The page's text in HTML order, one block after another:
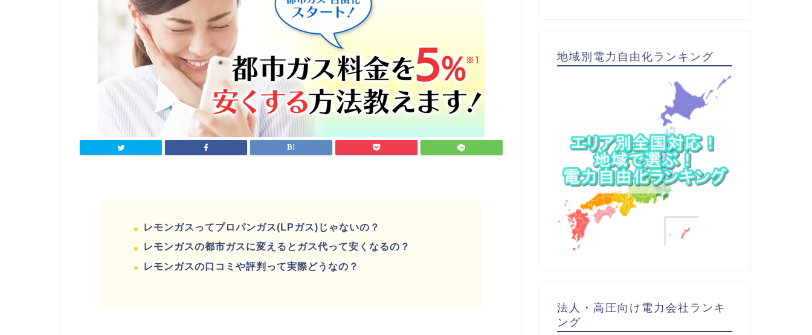
レモンガスってプロパンガス(LPガス)じゃないの？
レモンガスの都市ガスに変えるとガス代って安くなるの？
レモンガスの口コミや評判って実際どうなの？
地域別電力自由化ランキング
法人・高圧向け電力会社ランキ
ング